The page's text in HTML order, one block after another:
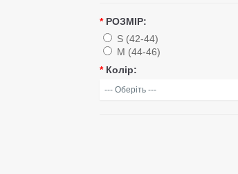
*РОЗМІР:
S (42-44)
M (44-46)
*Колір: